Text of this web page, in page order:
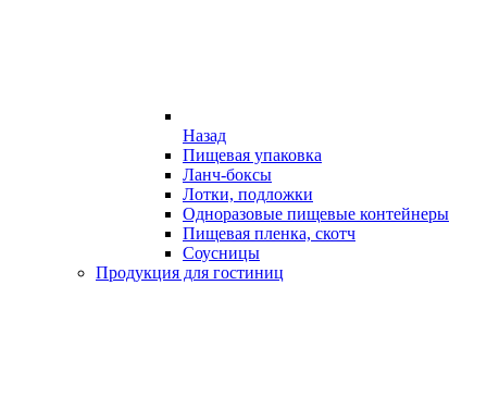
Назад
Пищевая упаковка
Ланч-боксы
Лотки, подложки
Одноразовые пищевые контейнеры
Пищевая пленка, скотч
Соусницы
Продукция для гостиниц